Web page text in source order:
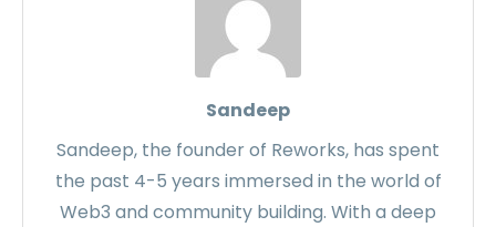
Sandeep
Sandeep, the founder of Reworks, has spent
the past 4-5 years immersed in the world of
Web3 and community building. With a deep